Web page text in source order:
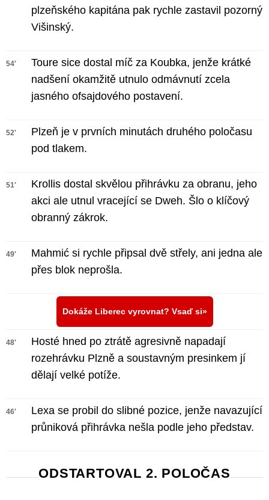
plzeňského kapitána pak rychle zastavil pozorný
Višinský.
54'
Toure sice dostal míč za Koubka, jenže krátké
nadšení okamžitě utnulo odmávnutí zcela
jasného ofsajdového postavení.
52'
Plzeň je v prvních minutách druhého poločasu
pod tlakem.
51'
Krollis dostal skvělou přihrávku za obranu, jeho
akci ale utnul vracející se Dweh. Šlo o klíčový
obranný zákrok.
49'
Mahmić si rychle připsal dvě střely, ani jedna ale
přes blok neprošla.
Dokáže Liberec vyrovnat? Vsaď si
48'
Hosté hned po ztrátě agresivně napadají
rozehrávku Plzně a soustavným presinkem jí
dělají velké potíže.
46'
Lexa se probil do slibné pozice, jenže navazující
průniková přihrávka nešla podle jeho představ.
ODSTARTOVAL 2. POLOČAS